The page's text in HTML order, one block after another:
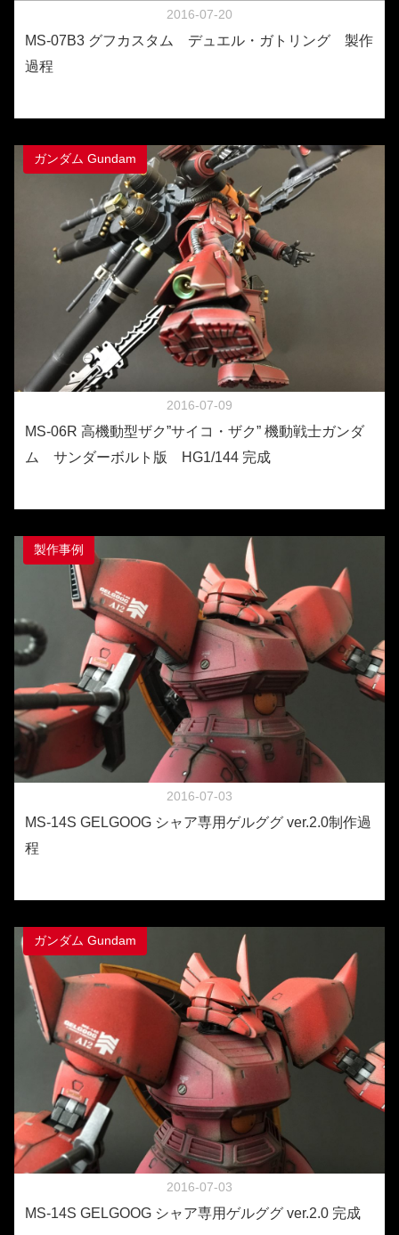
2016-07-20
MS-07B3 グフカスタム デュエル・ガトリング 製作
過程
ガンダム Gundam
2016-07-09
MS-06R 高機動型ザク”サイコ・ザク” 機動戦士ガンダ
ム サンダーボルト版 HG1/144 完成
製作事例
2016-07-03
MS-14S GELGOOG シャア専用ゲルググ ver.2.0制作過
程
ガンダム Gundam
2016-07-03
MS-14S GELGOOG シャア専用ゲルググ ver.2.0 完成